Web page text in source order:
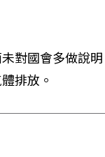
對國會多做說
排放。